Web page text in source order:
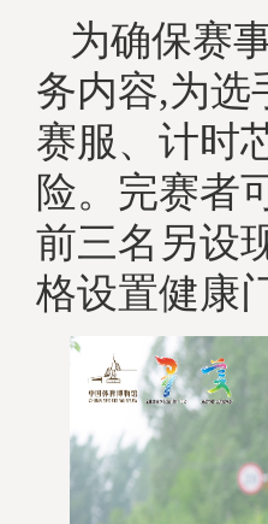
为确保赛
务内容,为选
赛服、计时
险。完赛者
前三名另设
格设置健康